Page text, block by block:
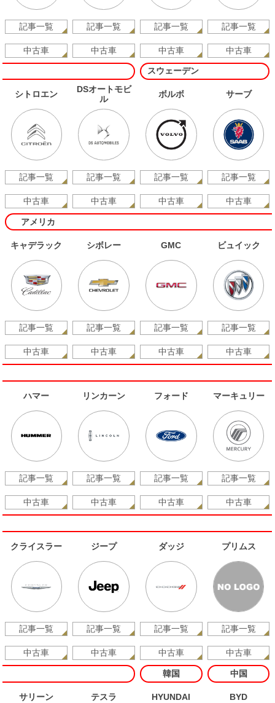
記事一覧
中古車
記事一覧
中古車
記事一覧
中古車
記事一覧
中古車
シトロエン
記事一覧
中古車
DSオートモビ
ル
記事一覧
中古車
スウェーデン
ボルボ
記事一覧
中古車
サーブ
記事一覧
中古車
アメリカ
キャデラック
記事一覧
中古車
シボレー
記事一覧
中古車
GMC
記事一覧
中古車
ビュイック
記事一覧
中古車
ハマー
記事一覧
中古車
リンカーン
記事一覧
中古車
フォード
記事一覧
中古車
マーキュリー
記事一覧
中古車
クライスラー
記事一覧
中古車
ジープ
記事一覧
中古車
ダッジ
記事一覧
中古車
プリムス
記事一覧
中古車
サリーン テスラ
韓国
HYUNDAI
中国
BYD